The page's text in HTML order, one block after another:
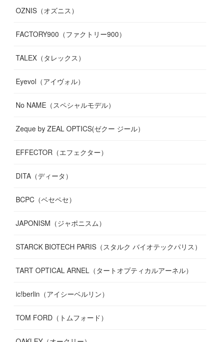
OZNIS（オズニス）
FACTORY900（ファクトリー900）
TALEX（タレックス）
Eyevol（アイヴォル）
No NAME（スペシャルモデル）
Zeque by ZEAL OPTICS(ゼクー ジール）
EFFECTOR（エフェクター）
DITA（ディータ）
BCPC（ベセペセ）
JAPONISM（ジャポニスム）
STARCK BIOTECH PARIS（スタルク バイオテックパリス）
TART OPTICAL ARNEL（タートオプティカルアーネル）
ic!berlin（アイシーベルリン）
TOM FORD（トムフォード）